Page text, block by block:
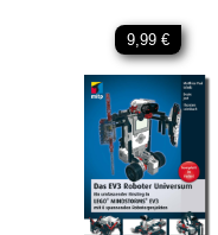
9,99 €